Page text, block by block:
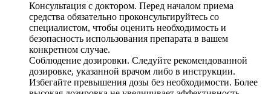
Консультация с доктором. Перед началом приема
средства обязательно проконсультируйтесь со
специалистом, чтобы оценить необходимость и
безопасность использования препарата в вашем
конкретном случае.
Соблюдение дозировки. Следуйте рекомендованной
дозировке, указанной врачом либо в инструкции.
Избегайте превышения дозы без необходимости. Более